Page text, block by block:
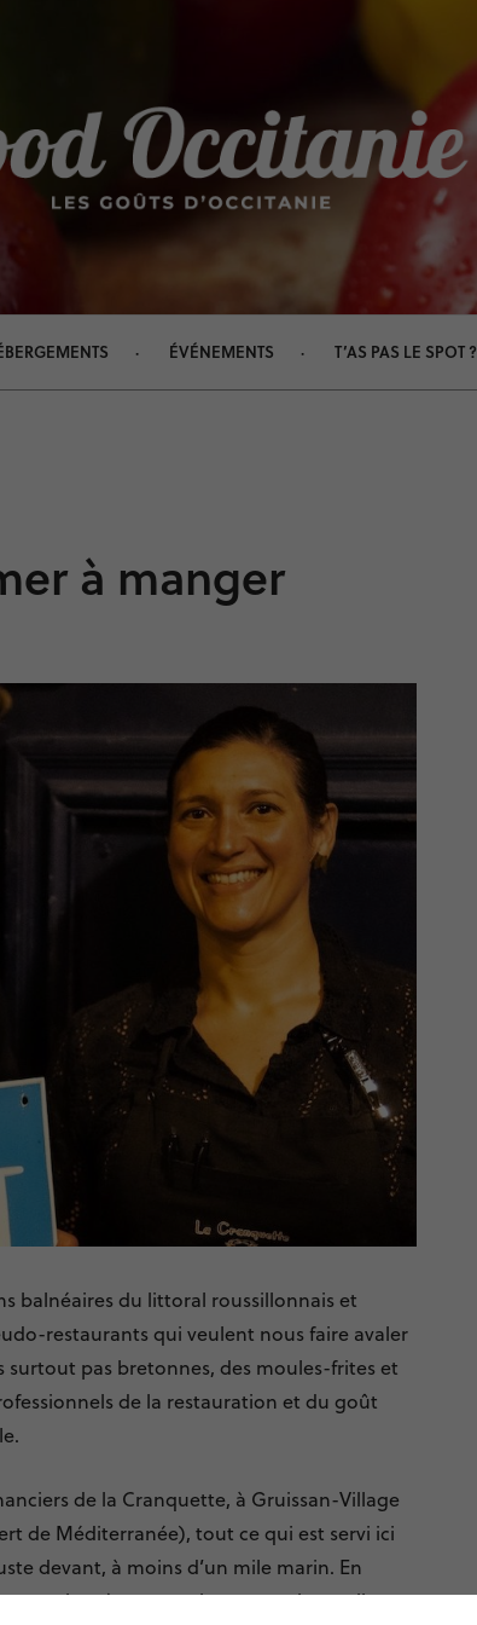
ÉVÉNEMENTS T’AS PAS LE SPOT ?
à manger
balnéaires du littoral roussillonnais et
restaurants qui veulent nous faire avaler
surtout pas bretonnes, des moules-frites et
de la restauration et du goût
de la Cranquette, à Gruissan-Village
de Méditerranée), tout ce qui est servi ici
devant, à moins d’un mile marin. En
sur les réseaux sociaux et sur lesquelles